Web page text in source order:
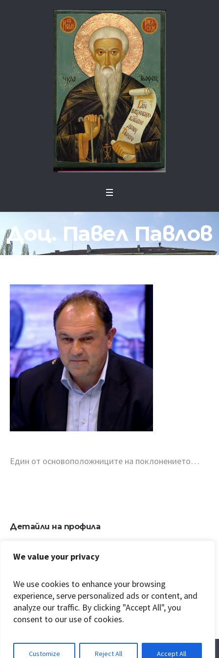
We value your privacy
We use cookies to enhance your browsing
experience, serve personalized ads or content, and
analyze our traffic. By clicking "Accept All", you
consent to our use of cookies.
Customize Reject All Accept All
Доц. Павел Павлов
Един от основоположниците на поклонението…
Детайли на профила
+ Свещ. Ангел
Ангелов
Столична
община